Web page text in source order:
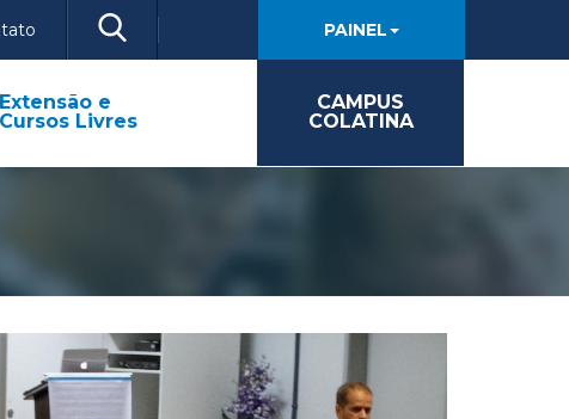
PAINEL
Extensão e
Cursos Livres
CAMPUS
COLATINA